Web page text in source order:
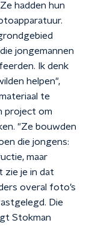
hadden hun
jongemannen
Ik denk
helpen",
te
project om
"Ze bouwden
die jongens:
maar
je in dat
overal foto’s
Die
Stokman